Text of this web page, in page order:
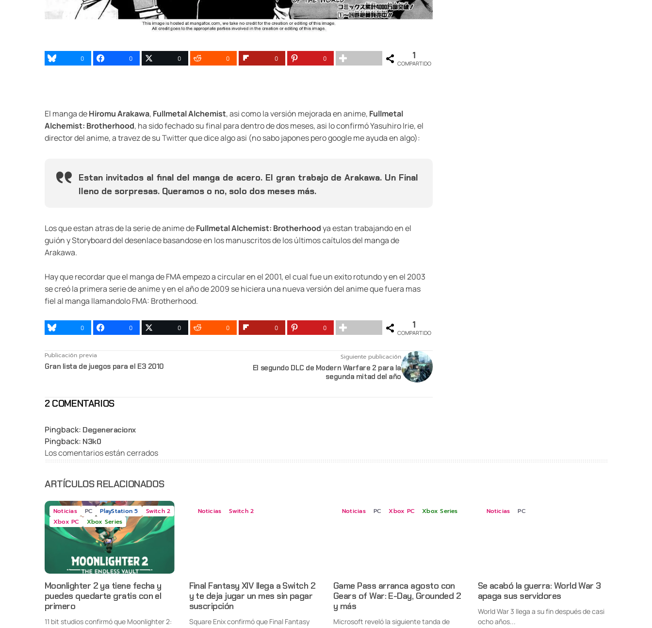
0 0 0 0 0 0 1
COMPARTIDO
El manga deHiromu Arakawa, Fullmetal Alchemist, asi como la versión mejorada en anime, Fullmetal
Alchemist: Brotherhood, ha sido fechado su final para dentro de dos meses, asi lo confirmó Yasuhiro Irie, el
director del anime, a travez de suTwitterque dice algo asi (no sabo japones pero google me ayuda en algo):
Estan invitados al final del manga de acero. El gran trabajo de Arakawa. Un Final
lleno de sorpresas. Queramos o no, solo dos meses más.
Los que estan atras de la serie de anime deFullmetal Alchemist: Brotherhoodya estan trabajando en el
guión y Storyboard del desenlace basandose en los manuscritos de los últimos caítulos del manga de
Arakawa.
Hay que recordar que el manga de FMA empezo a circular en el 2001, el cual fue un exito rotundo y en el 2003
se creó la primera serie de anime y en el año de 2009 se hiciera una nueva versión del anime que fuera mas
fiel al manga llamandolo FMA: Brotherhood.
0 0 0 0 0 0 1
COMPARTIDO
Publicación previa
Gran lista de juegos para el E3 2010
Siguiente publicación
El segundo DLC de Modern Warfare 2 para la
segunda mitad del año
2 COMENTARIOS
Pingback: Degeneracionx
Pingback: N3k0
Los comentarios están cerrados
ARTÍCULOS RELACIONADOS
Noticias PC PlayStation 5
Switch 2
Xbox PC
Xbox Series
Moonlighter 2 ya tiene fecha y
puedes quedarte gratis con el
primero
11 bit studios confirmó que Moonlighter 2:
Noticias Switch 2
Final Fantasy XIV llega a Switch 2
y te deja jugar un mes sin pagar
suscripción
Square Enix confirmó que Final Fantasy
Noticias PC Xbox PC Xbox Series
Game Pass arranca agosto con
Gears of War: E-Day, Grounded 2
y más
Microsoft reveló la siguiente tanda de
Noticias PC
Se acabó la guerra: World War 3
apaga sus servidores
World War 3 llega a su fin después de casi
ocho años...